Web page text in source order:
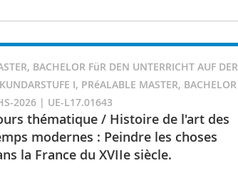
BACHELOR FüR DEN UNTERRICHT AUF DER
I, PRéALABLE MASTER, BACHELOR
2026 | UE-L17.01643
thématique / Histoire de l'art des
modernes : Peindre les choses
la France du XVIIe siècle.